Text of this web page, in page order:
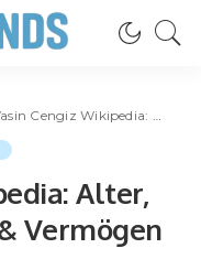
Cengiz Wikipedia: Alter, Krankheit, Familie & Vermögen
Alter,
Vermögen